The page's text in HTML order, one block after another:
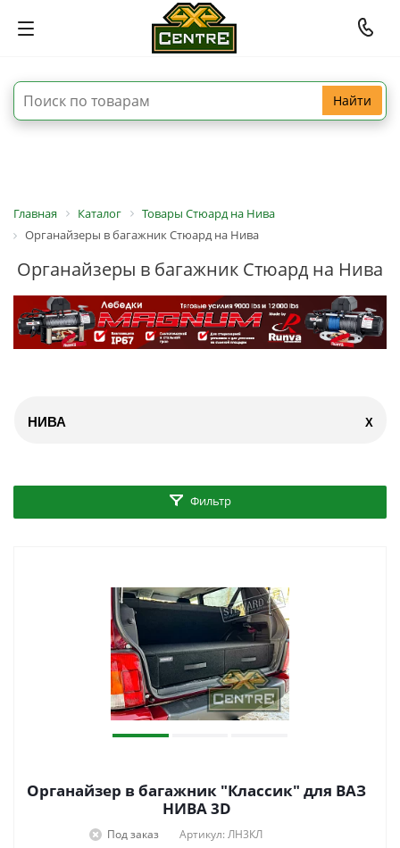
Найти
Главная Каталог
Товары Стюард на Нива
Органайзеры в багажник Стюард на Нива
Органайзеры в багажник Стюард на Нива
НИВА X
Фильтр
Органайзер в багажник "Классик" для ВАЗ
НИВА 3D
Под заказ Артикул: ЛН3КЛ